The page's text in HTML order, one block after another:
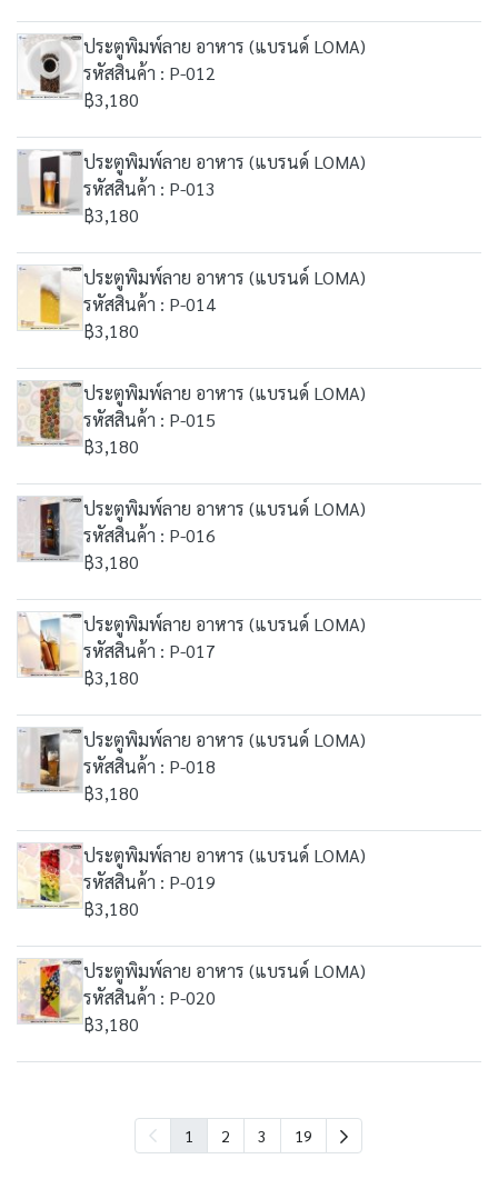
ประตูพิมพ์ลาย อาหาร (แบรนด์ LOMA)
รหัสสินค้า : P-012
฿3,180
ประตูพิมพ์ลาย อาหาร (แบรนด์ LOMA)
รหัสสินค้า : P-013
฿3,180
ประตูพิมพ์ลาย อาหาร (แบรนด์ LOMA)
รหัสสินค้า : P-014
฿3,180
ประตูพิมพ์ลาย อาหาร (แบรนด์ LOMA)
รหัสสินค้า : P-015
฿3,180
ประตูพิมพ์ลาย อาหาร (แบรนด์ LOMA)
รหัสสินค้า : P-016
฿3,180
ประตูพิมพ์ลาย อาหาร (แบรนด์ LOMA)
รหัสสินค้า : P-017
฿3,180
ประตูพิมพ์ลาย อาหาร (แบรนด์ LOMA)
รหัสสินค้า : P-018
฿3,180
ประตูพิมพ์ลาย อาหาร (แบรนด์ LOMA)
รหัสสินค้า : P-019
฿3,180
ประตูพิมพ์ลาย อาหาร (แบรนด์ LOMA)
รหัสสินค้า : P-020
฿3,180
1 2 3 19